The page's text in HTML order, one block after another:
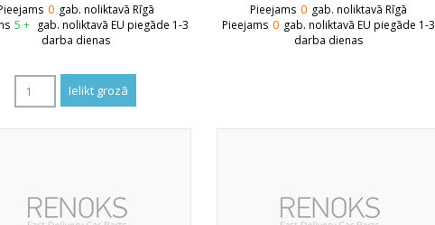
0 gab. noliktavā Rīgā
5 + gab. noliktavā EU piegāde 1-3
darba dienas
Pieejams 0 gab. noliktavā Rīgā
Pieejams 0 gab. noliktavā EU piegāde 1-3
darba dienas